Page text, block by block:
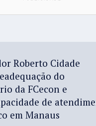
Roberto Cidade
do
da FCecon e
de
em Manaus